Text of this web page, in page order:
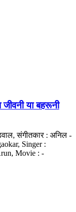
या बहरूनी
संगीतकार : अनिल -
Singer :
Movie : -